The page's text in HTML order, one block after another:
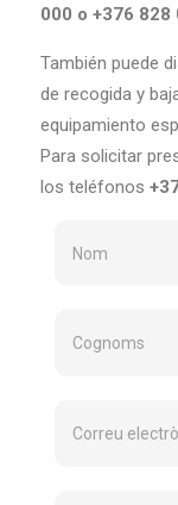
000 o +376 828
También puede
de recogida y
equipamiento
Para solicitar
los teléfonos